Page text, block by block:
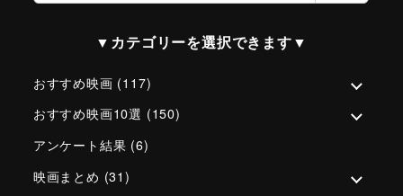
▼カテゴリーを選択できます▼
おすすめ映画 (117)
おすすめ映画10選 (150)
アンケート結果 (6)
映画まとめ (31)